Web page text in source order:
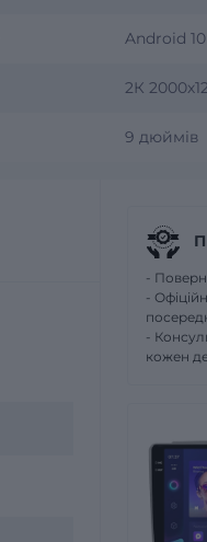
Android 10
2К
9 дюймів
-
-
-
кожен